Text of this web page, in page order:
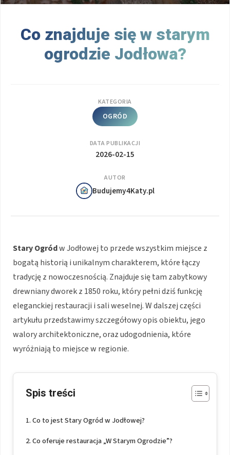
Co znajduje się w starym
ogrodzie Jodłowa?
KATEGORIA
OGRÓD
DATA PUBLIKACJI
2026-02-15
AUTOR
Budujemy4Katy.pl
Stary Ogródw Jodłowej to przede wszystkim miejsce z
bogatą historią i unikalnym charakterem, które łączy
tradycję z nowoczesnością. Znajduje się tam zabytkowy
drewniany dworek z 1850 roku, który pełni dziś funkcję
eleganckiej restauracji i sali weselnej. W dalszej części
artykułu przedstawimy szczegółowy opis obiektu, jego
walory architektoniczne, oraz udogodnienia, które
wyróżniają to miejsce w regionie.
Spis treści
Co to jest Stary Ogród w Jodłowej?
Co oferuje restauracja „W Starym Ogrodzie”?